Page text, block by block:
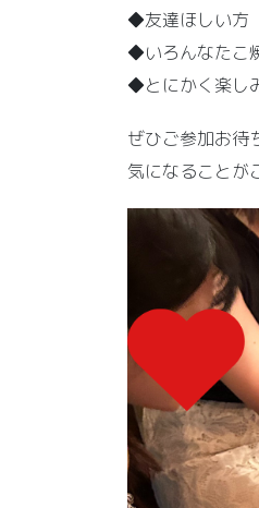
◆友達ほしい方
◆いろんなたこ
◆とにかく楽し
ぜひご参加お待
気になることが